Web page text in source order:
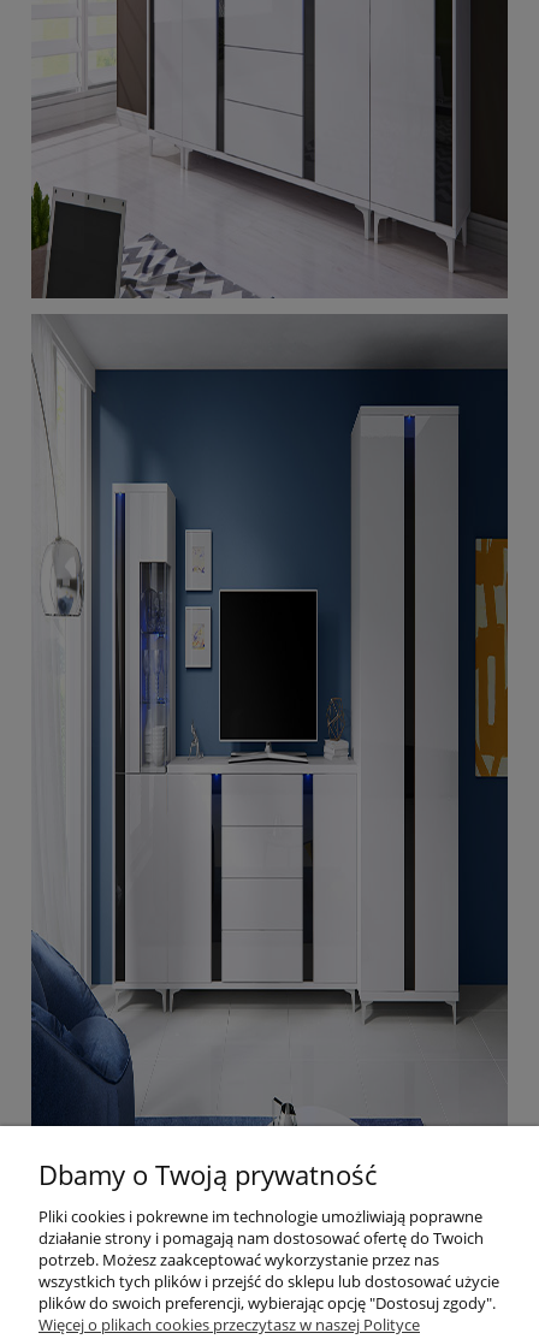
Pomoc
Moje konto
Dbamy o Twoją prywatność
Pliki cookies i pokrewne im technologie umożliwiają poprawne
działanie strony i pomagają nam dostosować ofertę do Twoich
potrzeb. Możesz zaakceptować wykorzystanie przez nas
wszystkich tych plików i przejść do sklepu lub dostosować użycie
plików do swoich preferencji, wybierając opcję "Dostosuj zgody".
Więcej o plikach cookies przeczytasz w naszej Polityce